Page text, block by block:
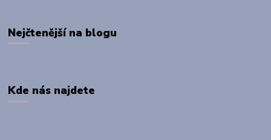
Nejčtenější na blogu
Kde nás najdete